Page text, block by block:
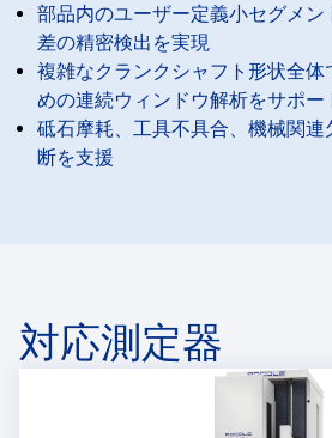
部品内のユーザー定義小セグメ
差の精密検出を実現
複雑なクランクシャフト形状全体
めの連続ウィンドウ解析をサポー
砥石摩耗、工具不具合、機械関
断を支援
対応測定器